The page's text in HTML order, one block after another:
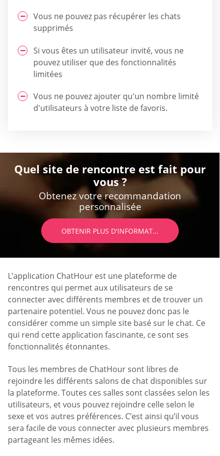
Vous ne pouvez pas récupérer les chats
supprimés
Si vous êtes un utilisateur invité, vous ne
pouvez utiliser que des fonctionnalités
limitées
Vous ne pouvez ajouter qu'un nombre limité
d'utilisateurs à votre liste de favoris.
Quel site de rencontre est fait pour
vous ?
Obtenez votre recommandation
personnalisée
OBTENIR PLUS D'INFORMATIONS
L’application ChatHour est une plateforme de
rencontres qui permet aux utilisateurs de se
connecter avec différents membres et de trouver un
partenaire potentiel. Vous ne pouvez donc pas le
considérer comme un simple site basé sur le chat. Ce
qui rend cette application fascinante, ce sont ses
fonctionnalités étonnantes.
Tous les membres de ChatHour sont libres de
rejoindre les différents salons de chat disponibles sur
la plateforme. Toutes ces salles sont classées selon les
utilisateurs, et vous pouvez rejoindre celle selon le
sexe et vos autres préférences. C’est ainsi qu’il vous
sera facile de vous connecter avec plusieurs membres
partageant les mêmes idées.